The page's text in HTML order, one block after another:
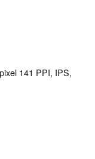
141 PPI, IPS,